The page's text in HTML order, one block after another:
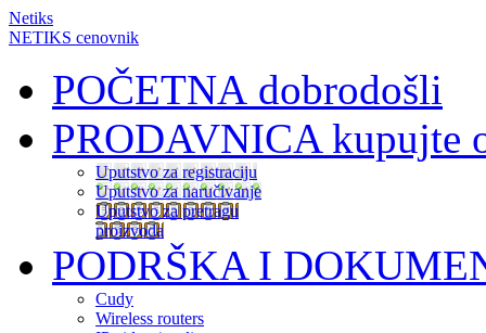
Netiks
NETIKS cenovnik
POČETNA dobrodošli
PRODAVNICAkupujte
Uputstvo za registraciju
Uputstvo za naručivanje
Uputstvo za pretragu
proizvoda
PODRŠKA I
Cudy
Wireless routers